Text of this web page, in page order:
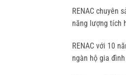
RENAC chuyên
năng lượng tích
RENAC với 10
ngàn hộ gia